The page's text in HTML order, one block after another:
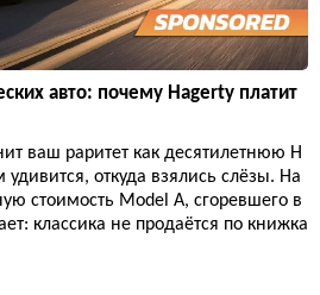
авто: почему Hagerty платит
ваш раритет как десятилетнюю H
откуда взялись слёзы. Ha
стоимость Model A, сгоревшего в
классика не продаётся по книжка